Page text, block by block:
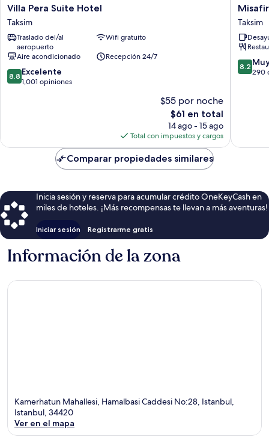
Villa
Pera
Suite
Hotel
Taksim
Villa Pera Suite Hotel
Taksim
Traslado del/al
aeropuerto
Wifi gratuito
Aire acondicionado
Recepción 24/7
8.8
de
8.8 Excelente
1,001 opiniones
$55 por noche
El
precio
actual
es
de
$61
$61 en total
14 ago - 15 ago
Total con impuestos y cargos
Misafir
Suites
8
Istanbul
-
Special
Class
Taksim
8.2
de
8.2
290
Comparar propiedades similares
Inicia sesión y reserva para acumular crédito OneKeyCash en
miles de hoteles. ¡Más recompensas te llevan a más aventuras!
Iniciar sesión Registrarme gratis
Información de la zona
Kamerhatun Mahallesi, Hamalbasi Caddesi No:28, Istanbul,
Istanbul, 34420
Ver en el mapa